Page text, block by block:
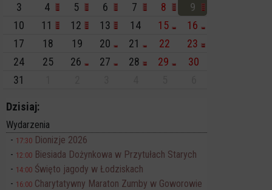
3
4 5 6 7 8
9
10
11 12 13 14 15
16
17
18 19 20 21 22
23
24
25 26 27 28 29
30
31
Dzisiaj:
Wydarzenia
17:30 Dionizje 2026
12:00 Biesiada Dożynkowa w Przytułach Starych
14:00 Święto jagody w Łodziskach
16:00 Charytatywny Maraton Zumby w Goworowie